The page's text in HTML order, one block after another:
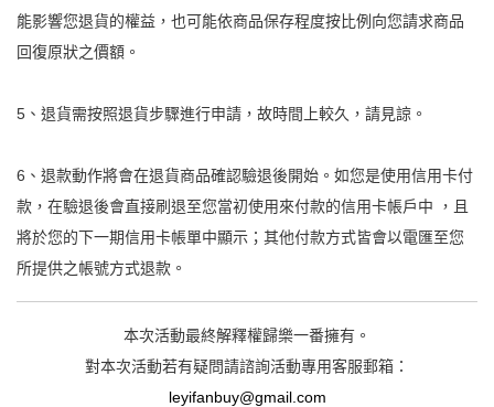
能影響您退貨的權益，也可能依商品保存程度按比例向您請求商品
回復原狀之價額。
5、退貨需按照退貨步驟進行申請，故時間上較久，請見諒。
6、退款動作將會在退貨商品確認驗退後開始。如您是使用信用卡付
款，在驗退後會直接刷退至您當初使用來付款的信用卡帳戶中 ，且
將於您的下一期信用卡帳單中顯示；其他付款方式皆會以電匯至您
所提供之帳號方式退款。
本次活動最終解釋權歸樂一番擁有。
對本次活動若有疑問請諮詢活動專用客服郵箱：
leyifanbuy@gmail.com